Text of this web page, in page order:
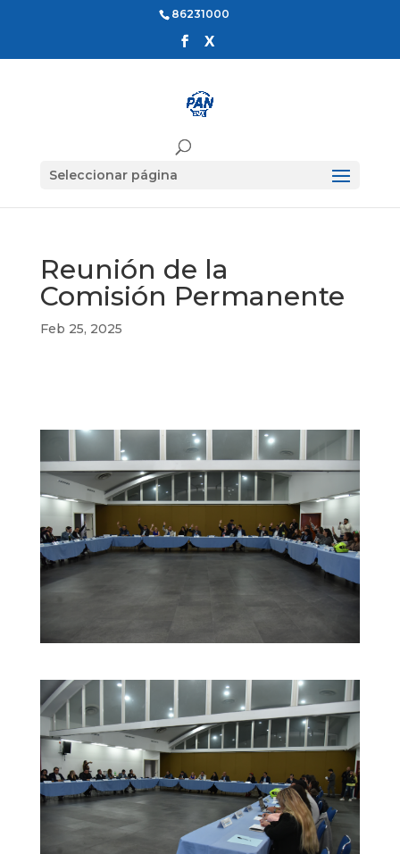
86231000
Seleccionar página
Reunión de la
Comisión Permanente
Feb 25, 2025